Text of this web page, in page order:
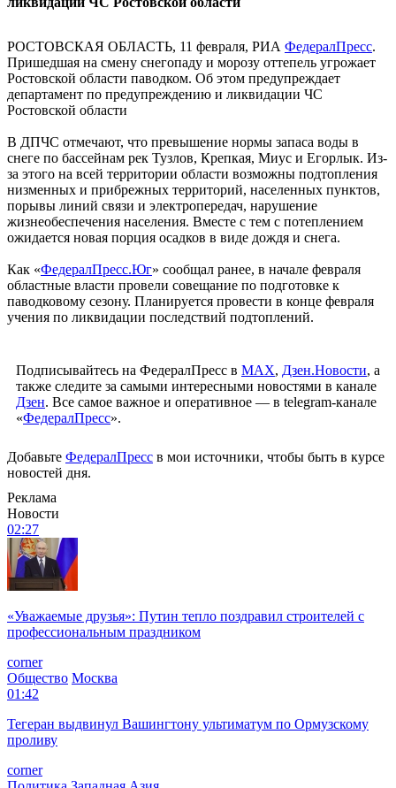
РОСТОВСКАЯ ОБЛАСТЬ, 11 февраля, РИА ФедералПресс.
Пришедшая на смену снегопаду и морозу оттепель угрожает
Ростовской области паводком. Об этом предупреждает
департамент по предупреждению и ликвидации ЧС
Ростовской области
В ДПЧС отмечают, что превышение нормы запаса воды в
снеге по бассейнам рек Тузлов, Крепкая, Миус и Егорлык. Из-
за этого на всей территории области возможны подтопления
низменных и прибрежных территорий, населенных пунктов,
порывы линий связи и электропередач, нарушение
жизнеобеспечения населения. Вместе с тем с потеплением
ожидается новая порция осадков в виде дождя и снега.
Как «ФедералПресс.Юг» сообщал ранее, в начале февраля
областные власти провели совещание по подготовке к
паводковому сезону. Планируется провести в конце февраля
учения по ликвидации последствий подтоплений.
Подписывайтесь на ФедералПресс в МАХ, Дзен.Новости, а
также следите за самыми интересными новостями в канале
Дзен. Все самое важное и оперативное — в telegram-канале
«ФедералПресс».
Добавьте ФедералПресс в мои источники, чтобы быть в курсе
новостей дня.
Реклама
Новости
02:27
«Уважаемые друзья»: Путин тепло поздравил строителей с
профессиональным праздником
corner
Общество Москва
01:42
Тегеран выдвинул Вашингтону ультиматум по Ормузскому
проливу
corner